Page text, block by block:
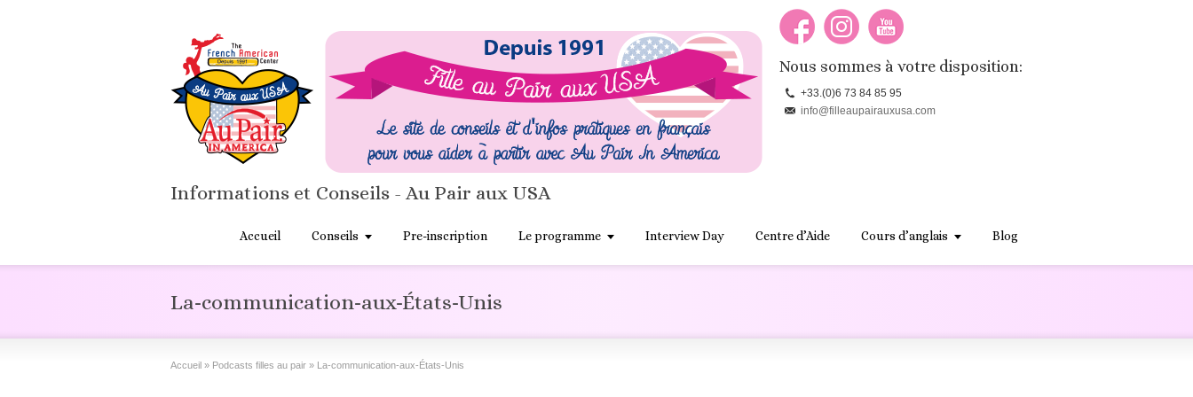
Informations et Conseils - Au Pair aux USA
Nous sommes à votre disposition:
+33.(0)6 73 84 85 95
info@filleaupairauxusa.com
Accueil Conseils Pre-inscription Le programme Interview Day Centre d’Aide Cours d’anglais Blog
La-communication-aux-États-Unis
Accueil » Podcasts filles au pair » La-communication-aux-États-Unis